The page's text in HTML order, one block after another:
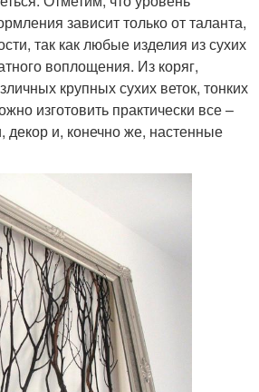
зависит только от таланта,
так как любые изделия из сухих
воплощения. Из коряг,
крупных сухих веток, тонких
изготовить практически все –
декор и, конечно же, настенные